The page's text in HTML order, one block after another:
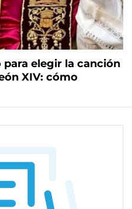
elegir la canción
XIV: cómo